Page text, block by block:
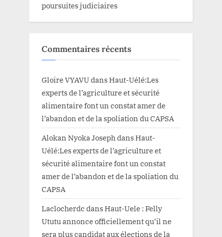
poursuites judiciaires
Commentaires récents
Gloire VYAVUdansHaut-Uélé:Les
experts de l’agriculture et sécurité
alimentaire font un constat amer de
l’abandon et de la spoliation du CAPSA
Alokan Nyoka Joseph dansHaut-
Uélé:Les experts de l’agriculture et
sécurité alimentaire font un constat
amer de l’abandon et de la spoliation du
CAPSA
Laclocherdc dansHaut-Uele : Felly
Ututu annonce officiellement qu’il ne
sera plus candidat aux élections de la